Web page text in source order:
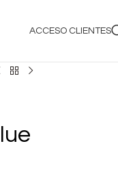
ACCESO CLIENTES